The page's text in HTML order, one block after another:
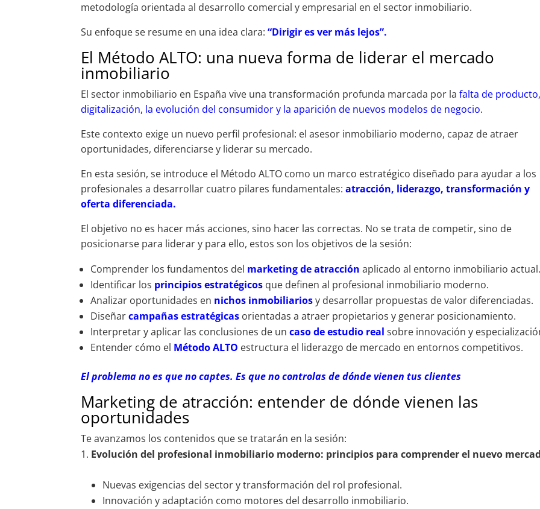
metodología orientada al desarrollo comercial y empresarial en el sector inmobiliario.
Su enfoque se resume en una idea clara:“Dirigir es ver más lejos”.
El Método ALTO: una nueva forma de liderar el mercado
inmobiliario
El sector inmobiliario en España vive una transformación profunda marcada por lafalta de
digitalización, la evolución del consumidor y la aparición de nuevos modelos de negocio.
Este contexto exige un nuevo perfil profesional: el asesor inmobiliario moderno, capaz de atraer
oportunidades, diferenciarse y liderar su mercado.
En esta sesión, se introduce el Método ALTO como un marco estratégico diseñado para ayudar a los
profesionales a desarrollar cuatro pilares fundamentales:atracción, liderazgo, transformación y
oferta diferenciada.
El objetivo no es hacer más acciones, sino hacer las correctas. No se trata de competir, sino de
posicionarse para liderar y para ello, estos son los objetivos de la sesión:
Comprender los fundamentos del marketing de atracción aplicado al entorno inmobiliario
Identificar los principios estratégicos que definen al profesional inmobiliario moderno.
Analizar oportunidades en nichos inmobiliariosy desarrollar propuestas de valor diferenciadas.
Diseñarcampañas estratégicas orientadas a atraer propietarios y generar posicionamiento.
Interpretar y aplicar las conclusiones de uncaso de estudio real sobre innovación y
Entender cómo el Método ALTO estructura el liderazgo de mercado en entornos competitivos.
El problema no es que no captes. Es que no controlas de dónde vienen tus clientes
Marketing de atracción: entender de dónde vienen las
oportunidades
Te avanzamos los contenidos que se tratarán en la sesión:
Evolución del profesional inmobiliario moderno: principios para comprender el nuevo
Nuevas exigencias del sector y transformación del rol profesional.
Innovación y adaptación como motores del desarrollo inmobiliario.